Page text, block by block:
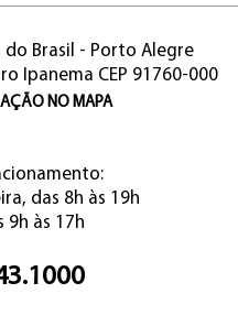
Brasil - Porto Alegre
Ipanema CEP 91760-000
NO MAPA
das 8h às 19h
9h às 17h